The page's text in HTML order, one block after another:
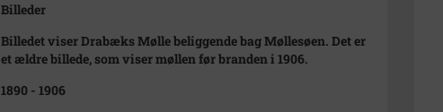
Billeder
Billedet viser Drabæks Mølle beliggende bag Møllesøen. Det er
et ældre billede, som viser møllen før branden i 1906.
1890 - 1906